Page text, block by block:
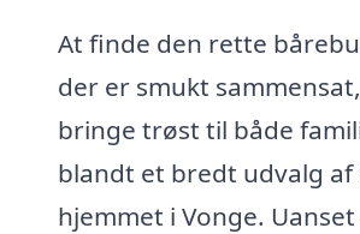
At finde den rette
der er smukt
bringe trøst til både
blandt et bredt udvalg
hjemmet i Vonge.